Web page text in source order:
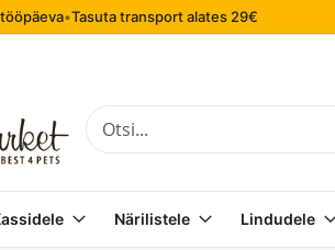
tööpäeva•Tasuta transport alates 29€
Otsi
Närilistele Lindudele